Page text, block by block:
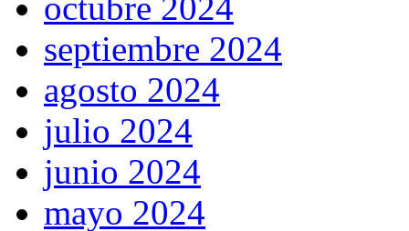
octubre 2024
septiembre 2024
agosto 2024
julio 2024
junio 2024
mayo 2024